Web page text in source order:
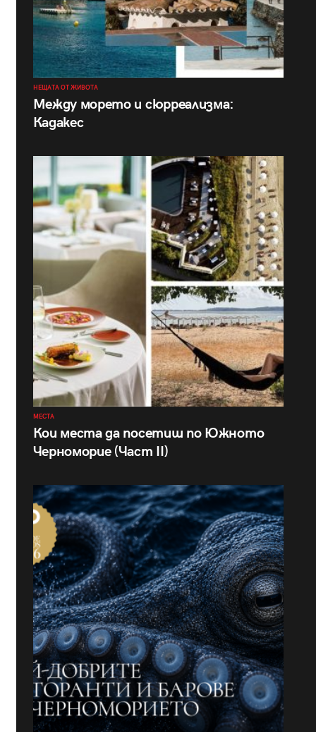
НЕЩАТА ОТ ЖИВОТА
Между морето и сюрреализма:
Кадакес
МЕСТА
Кои места да посетиш по Южното
Черноморие (Част II)